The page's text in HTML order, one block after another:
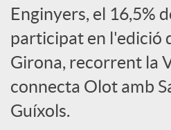
r
d
e
Enginyers, el 16,5%
participat en l'edició
Girona, recorrent la
connecta Olot amb
Guíxols.